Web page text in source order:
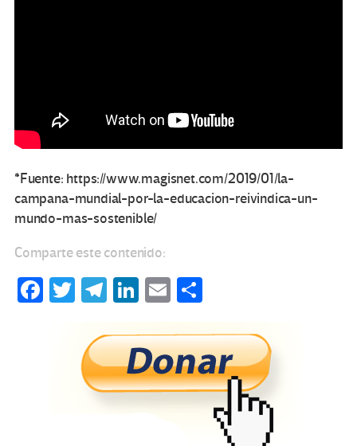
*Fuente: https://www.magisnet.com/2019/01/la-
campana-mundial-por-la-educacion-reivindica-un-
mundo-mas-sostenible/
Comparte este contenido:
Fa T
tt
er
Te
gr
a
m
Li
ke
dI
n
E
ail m
p
ar
tir